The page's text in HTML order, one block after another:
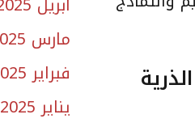
مارس 2025
فبراير 2025
يناير 2025